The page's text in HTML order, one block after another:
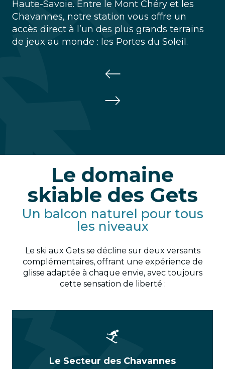
Haute-Savoie. Entre le Mont Chéry et les
Chavannes, notre station vous offre un
accès direct à l’un des plus grands terrains
de jeux au monde : les Portes du Soleil.
Le domaine
skiable des Gets
Un balcon naturel pour tous
les niveaux
Le ski aux Gets se décline sur deux versants
complémentaires, offrant une expérience de
glisse adaptée à chaque envie, avec toujours
cette sensation de liberté :
Le Secteur des Chavannes